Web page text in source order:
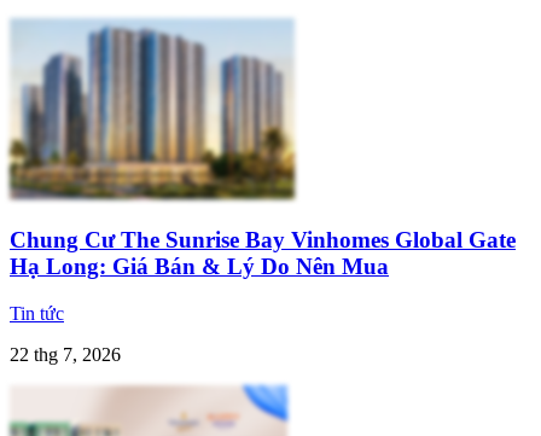
Chung Cư The Sunrise Bay Vinhomes Global Gate
Hạ Long: Giá Bán & Lý Do Nên Mua
Tin tức
22 thg 7, 2026